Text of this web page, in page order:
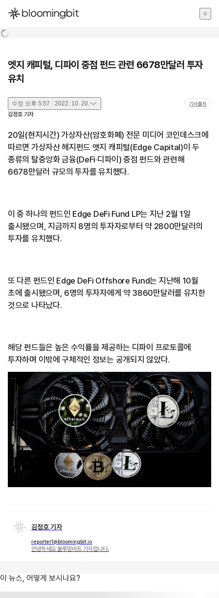
한국어
엣지 캐피털, 디파이 중점 펀드 관련 6678만달러 투자
유치
수정 오후 5:57 · 2022. 10. 20. 기사출처
김정호 기자
20일(현지시간) 가상자산(암호화폐) 전문 미디어 코인데스크에
따르면 가상자산 헤지펀드 엣지 캐피털(Edge Capital)이 두
종류의 탈중앙화 금융(DeFi·디파이) 중점 펀드와 관련해
6678만달러 규모의 투자를 유치했다.
이 중 하나의 펀드인 Edge DeFi Fund LP는 지난 2월 1일
출시됐으며, 지금까지 8명의 투자자로부터 약 2800만달러의
투자를 유치했다.
또 다른 펀드인 Edge DeFi Offshore Fund는 지난해 10월
초에 출시됐으며, 6명의 투자자에게 약 3860만달러를 유치한
것으로 나타났다.
해당 펀드들은 높은 수익률을 제공하는 디파이 프로토콜에
투자하며 이밖에 구체적인 정보는 공개되지 않았다.
김정호 기자
reporter1@bloomingbit.io
안녕하세요 블루밍비트 기자입니다.
이 뉴스, 어떻게 보시나요?